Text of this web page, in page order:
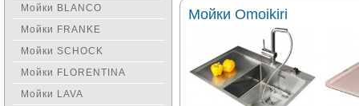
Мойки Omoikiri
Мойки BLANCO
Мойки FRANKE
Мойки SCHOCK
Мойки FLORENTINA
Мойки LAVA